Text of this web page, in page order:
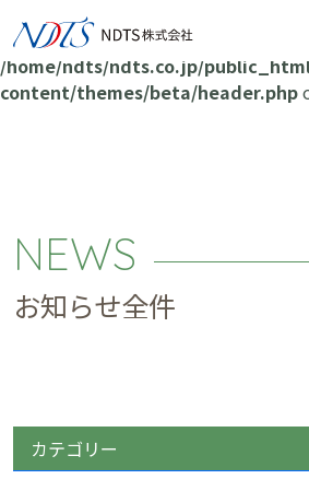
Warning: Attempt to read property
/home/ndts/ndts.co.jp/
content/themes/beta/header.php
NEWS
お知らせ全件
カテゴリー